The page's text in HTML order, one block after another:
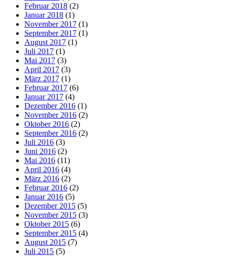
Februar 2018 (2)
Januar 2018 (1)
November 2017 (1)
September 2017 (1)
August 2017 (1)
Juli 2017 (1)
Mai 2017 (3)
April 2017 (3)
März 2017 (1)
Februar 2017 (6)
Januar 2017 (4)
Dezember 2016 (1)
November 2016 (2)
Oktober 2016 (2)
September 2016 (2)
Juli 2016 (3)
Juni 2016 (2)
Mai 2016 (11)
April 2016 (4)
März 2016 (2)
Februar 2016 (2)
Januar 2016 (5)
Dezember 2015 (5)
November 2015 (3)
Oktober 2015 (6)
September 2015 (4)
August 2015 (7)
Juli 2015 (5)